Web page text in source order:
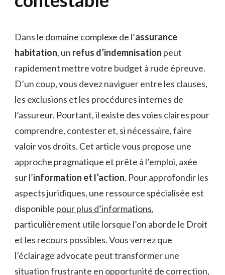
Dans le domaine complexe de l’assurance
habitation, un refus d’indemnisation peut
rapidement mettre votre budget à rude épreuve.
D’un coup, vous devez naviguer entre les clauses,
les exclusions et les procédures internes de
l’assureur. Pourtant, il existe des voies claires pour
comprendre, contester et, si nécessaire, faire
valoir vos droits. Cet article vous propose une
approche pragmatique et prête à l’emploi, axée
sur l’information et l’action. Pour approfondir les
aspects juridiques, une ressource spécialisée est
disponible pour plus d’informations,
particulièrement utile lorsque l’on aborde le Droit
et les recours possibles. Vous verrez que
l’éclairage advocate peut transformer une
situation frustrante en opportunité de correction,